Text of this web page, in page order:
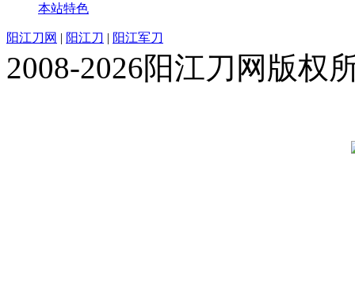
本站特色
阳江刀网 | 阳江刀 | 阳江军刀
2008-2026阳江刀网版权